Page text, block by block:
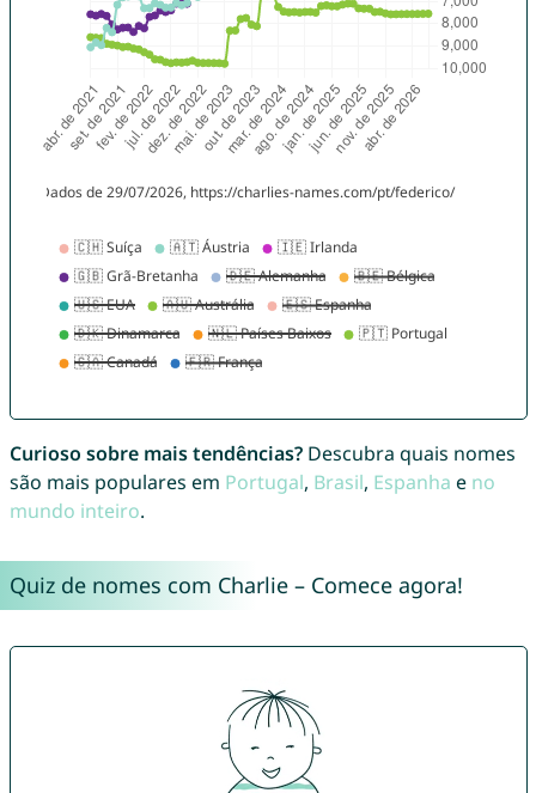
Curioso sobre mais tendências?Descubra quais nomes
são mais populares em Portugal, Brasil, Espanha e no
mundo inteiro.
Quiz de nomes com Charlie – Comece agora!